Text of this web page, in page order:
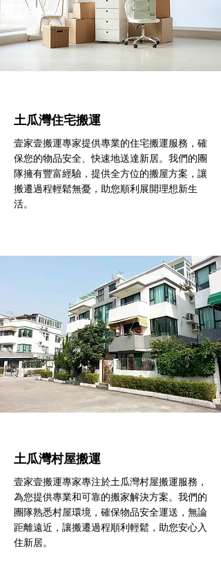
土瓜灣住宅搬運
壹家壹搬運專家提供專業的住宅搬運服務，確
保您的物品安全、快速地送達新居。我們的團
隊擁有豐富經驗，提供全方位的搬屋方案，讓
搬遷過程輕鬆無憂，助您順利展開理想新生
活。
土瓜灣村屋搬運
壹家壹搬運專家專注於土瓜灣村屋搬運服務，
為您提供專業和可靠的搬家解決方案。我們的
團隊熟悉村屋環境，確保物品安全運送，無論
距離遠近，讓搬遷過程順利輕鬆，助您安心入
住新居。